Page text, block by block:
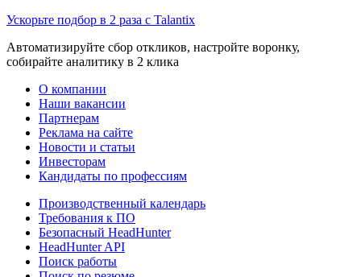
Ускорьте подбор в 2 раза с Talantix
Автоматизируйте сбор откликов, настройте воронку,
собирайте аналитику в 2 клика
О компании
Наши вакансии
Партнерам
Реклама на сайте
Новости и статьи
Инвесторам
Кандидаты по профессиям
Производственный календарь
Требования к ПО
Безопасный HeadHunter
HeadHunter API
Поиск работы